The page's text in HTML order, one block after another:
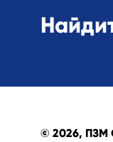
© 2026, ПЗМ